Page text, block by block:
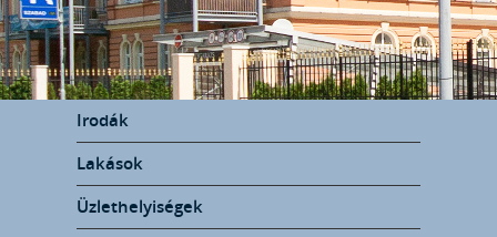
Irodák
Lakások
Üzlethelyiségek